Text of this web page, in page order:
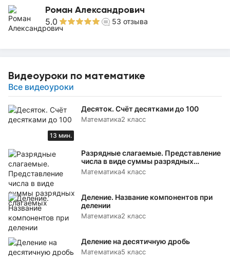
Роман Александрович
5.0 53 отзыва
Видеоуроки по математике
Все видеоуроки
13 мин.
Десяток. Счёт десятками до 100
Математика2 класс
Разрядные слагаемые. Представление
числа в виде суммы разрядных
слагаемых
Математика4 класс
Деление. Название компонентов при
делении
Математика2 класс
Деление на десятичную дробь
Математика5 класс